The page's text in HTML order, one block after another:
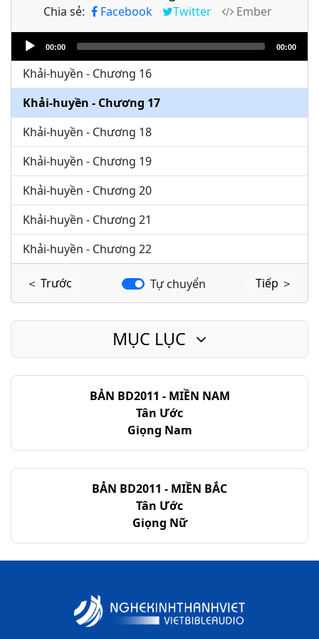
Chia sẻ: Facebook Twitter
Ember
Audio
Player
00:00 00:00
Khải-huyền - Chương 14
Khải-huyền - Chương 15
Khải-huyền - Chương 16
Khải-huyền - Chương 17
Khải-huyền - Chương 18
Khải-huyền - Chương 19
Khải-huyền - Chương 20
Khải-huyền - Chương 21
Khải-huyền - Chương 22
＜ Trước Tự chuyển Tiếp ＞
BẢN BD2011 - MIỀN NAM
Tân Ước
Giọng Nam
BẢN BD2011 - MIỀN BẮC
Tân Ước
Giọng Nữ
MỤC LỤC